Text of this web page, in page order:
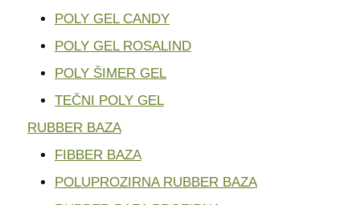
POLY GEL CANDY
POLY GEL ROSALIND
POLY ŠIMER GEL
TEČNI POLY GEL
RUBBER BAZA
FIBBER BAZA
POLUPROZIRNA RUBBER BAZA